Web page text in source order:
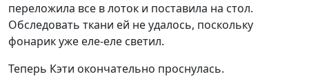
переложила все в лоток и поставила на стол.
Обследовать ткани ей не удалось, поскольку
фонарик уже еле-еле светил.
Теперь Кэти окончательно проснулась.